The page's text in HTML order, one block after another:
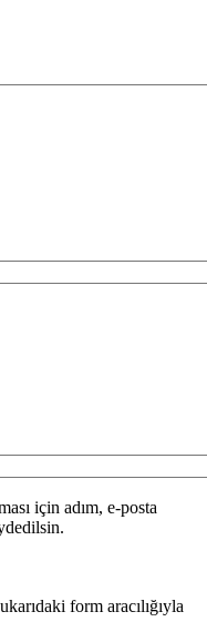
için adım, e-posta
form aracılığıyla